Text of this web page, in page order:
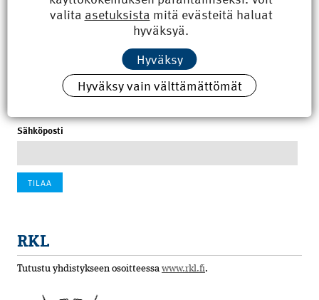
Kyberisku kiinteistötietoihin haittaisi energiarakentamista
8.6.2026 15:21
100 vuotta sitten: Rajajoen uusi rautatiesilta
Tilaa uutiskirje
Sähköposti
RKL
Tutustu yhdistykseen osoitteessa www.rkl.fi.
valita asetuksista mitä evästeitä haluat
hyväksyä.
Hyväksy
Hyväksy vain välttämättömät